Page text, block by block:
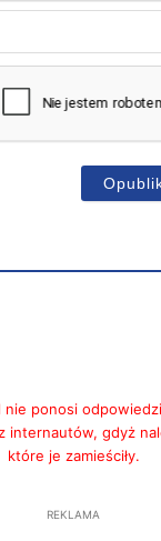
nie ponosi
internautów, gdyż
które je zamieściły.
REKLAMA